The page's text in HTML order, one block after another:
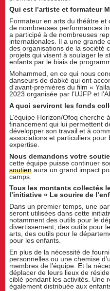
Qui est l’artiste et formateur
Formateur en arts du théâtre et
de nombreuses performances
a participé à de nombreuses
internationales. Il a une grande
des organisations de la société
projets qui visent à soulager le
enfants par le biais de
Mohammed, en ce qui nous
danseurs de dabké qui ont
d’avant-premières du film «
2023 organisée par l’UJFP et
A quoi serviront les fonds
L’équipe Horizon/Ofoq cherche
financement qui lui permettent
développer son travail et à
associations et particuliers pour
expertise.
Nous demandons votre
cette équipe puisse continuer
soutien aura un grand impact
camps.
Tous les montants collectés
l’initiative « Le sourire de
Dans un premier temps, une
seront utilisées dans cette
notamment des outils pour le
divertissement, des outils pour
arts, des outils pour le
pour les enfants.
En plus de la nécessité de
personnelles ou une chemise
membres de l’équipe. Et la
déplacer de leurs lieux de
ciblé pendant les activités. Une
également distribuée aux